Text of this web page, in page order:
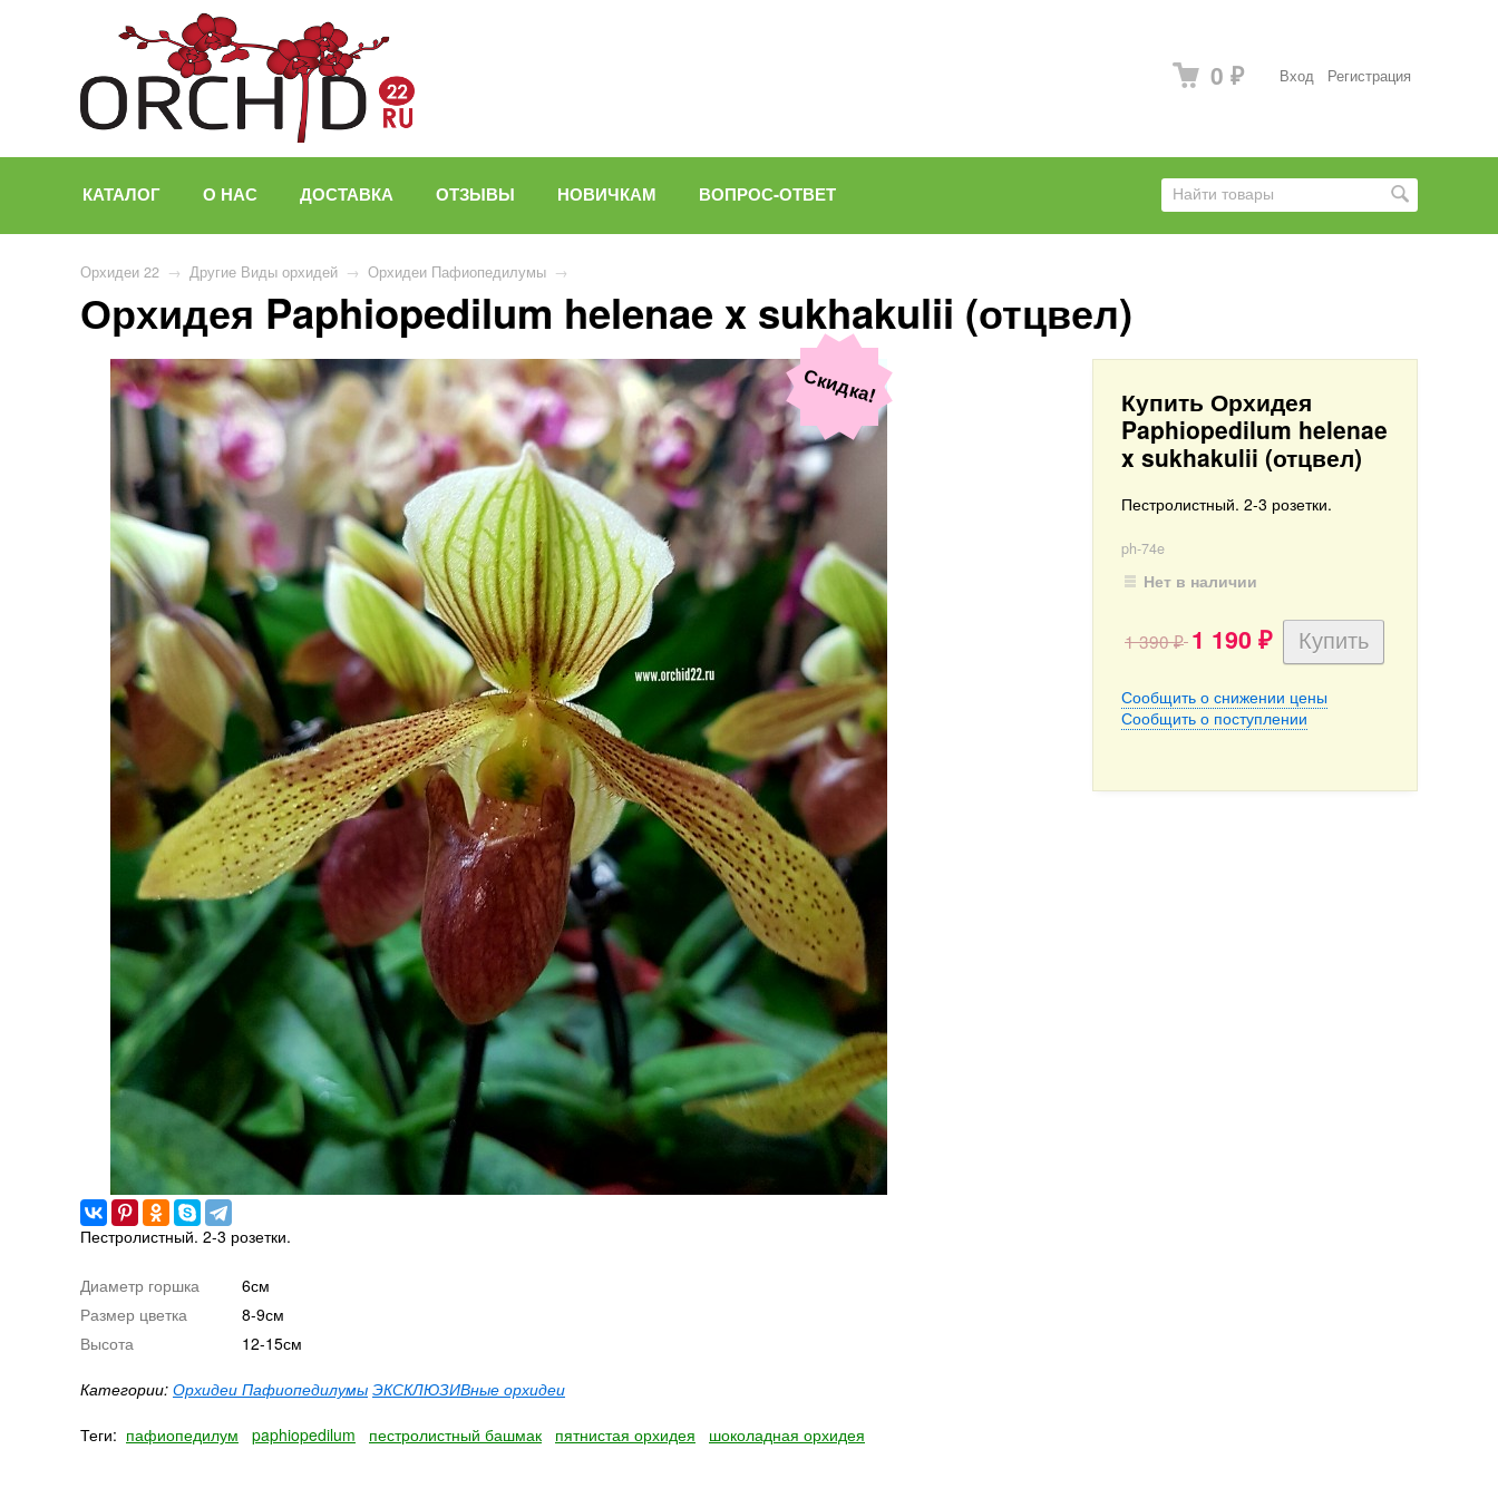
Вход Регистрация
0 ₽
КАТАЛОГ О НАС ДОСТАВКА ОТЗЫВЫ НОВИЧКАМ ВОПРОС-ОТВЕТ
Орхидеи 22 → Другие Виды орхидей → Орхидеи Пафиопедилумы →
Орхидея Paphiopedilum helenae x sukhakulii (отцвел)
Купить Орхидея
Paphiopedilum helenae
x sukhakulii (отцвел)
Пестролистный. 2-3 розетки.
ph-74e
Нет в наличии
1 390₽ 1 190 ₽
Сообщить о снижении цены
Сообщить о поступлении
Скидка!
Пестролистный. 2-3 розетки.
Диаметр горшка
6см
Размер цветка
8-9см
Высота
12-15см
Категории: Орхидеи Пафиопедилумы ЭКСКЛЮЗИВные орхидеи
Теги: пафиопедилум paphiopedilum пестролистный башмак пятнистая орхидея шоколадная орхидея